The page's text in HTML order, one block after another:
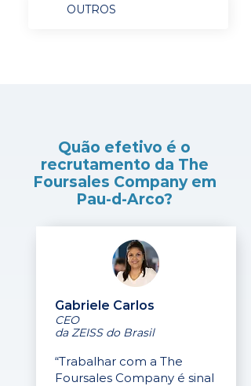
OUTROS
Quão efetivo é o
recrutamento da The
Foursales Company em
Pau-d-Arco?
Gabriele Carlos
CEO
da ZEISS do Brasil
“Trabalhar com a The
Foursales Company é sinal